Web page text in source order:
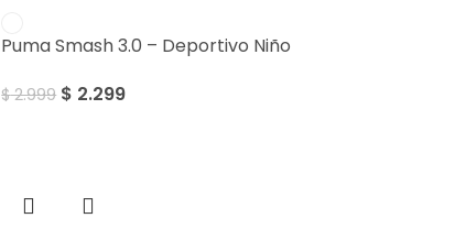
Puma Smash 3.0 – Deportivo Niño
$2.999 $ 2.299